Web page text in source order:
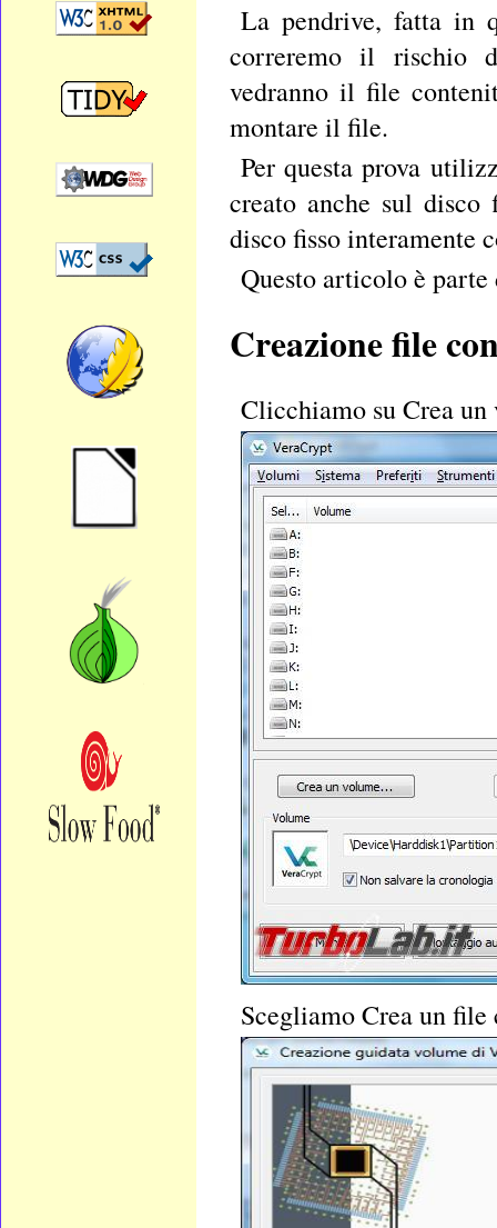
La pendrive, fatta in
correremo il
vedranno il file
montare il file.
Per questa prova
creato anche sul
disco fisso interamente
Questo articolo è
Creazione file
Clicchiamo suCrea un
ScegliamoCrea un